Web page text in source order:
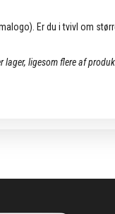
Er du i tvivl om
ligesom flere af